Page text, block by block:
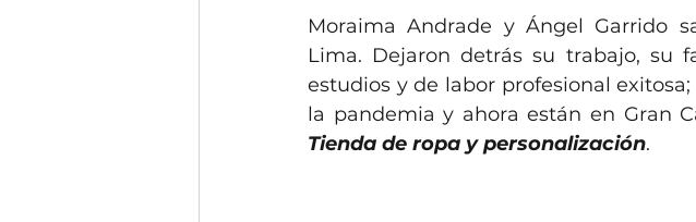
Moraima Andrade y Ángel Garrido
Lima. Dejaron detrás su trabajo, su
estudios y de labor profesional
la pandemia y ahora están en Gran
Tienda de ropa y personalización.